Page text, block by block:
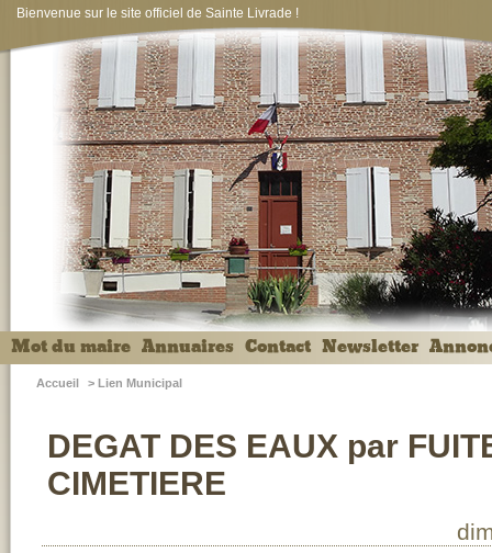
Bienvenue sur le site officiel de Sainte Livrade !
Mot du maire Annuaires Contact Newsletter
Accueil > Lien Municipal
DEGAT DES EAUX par
CIMETIERE